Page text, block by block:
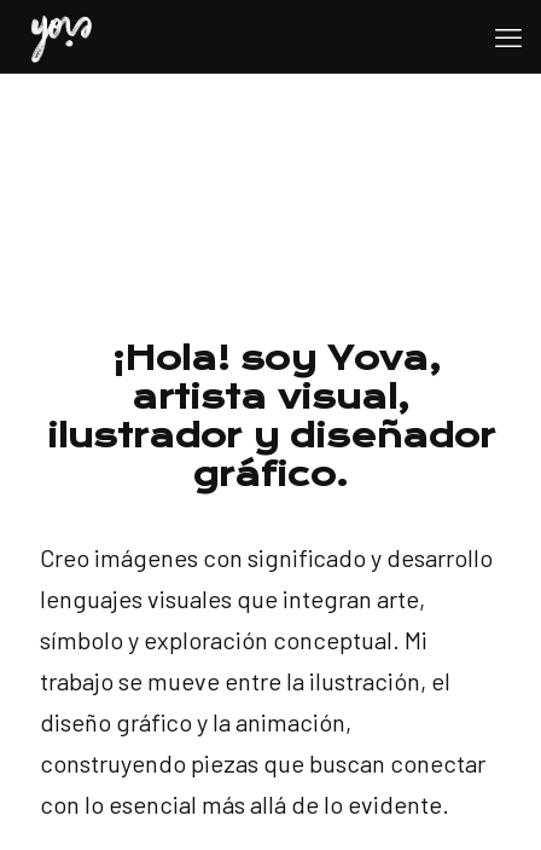
¡Hola! soy Yova,
artista visual,
ilustrador y diseñador
gráfico.
Creo imágenes con significado y desarrollo
lenguajes visuales que integran arte,
símbolo y exploración conceptual. Mi
trabajo se mueve entre la ilustración, el
diseño gráfico y la animación,
construyendo piezas que buscan conectar
con lo esencial más allá de lo evidente.